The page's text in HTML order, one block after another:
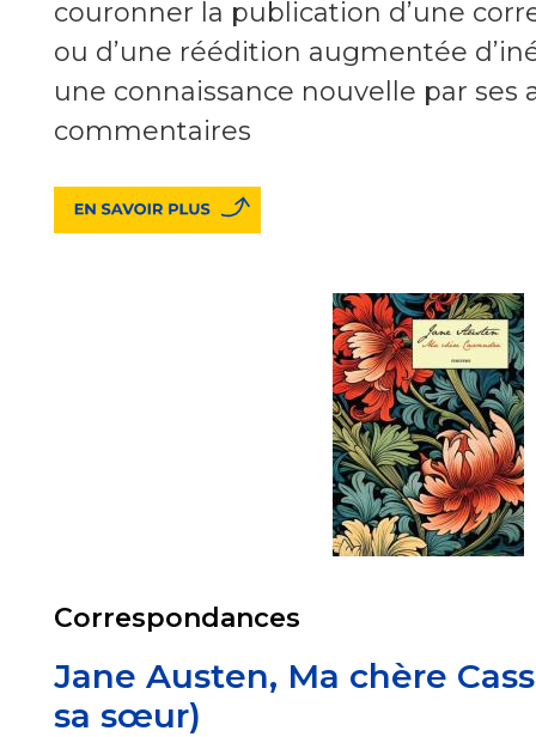
couronner la publication d’une
ou d’une réédition augmentée
une connaissance nouvelle par ses
commentaires
Correspondances
Jane Austen, Ma chère
sa sœur)